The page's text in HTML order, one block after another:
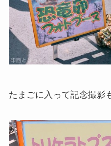
たまごに入って記念撮影